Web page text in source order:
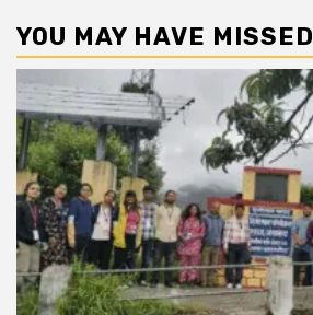
YOU MAY HAVE MISSED